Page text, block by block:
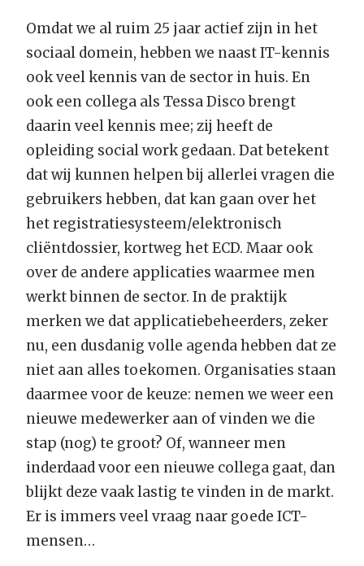
Omdat we al ruim 25 jaar actief zijn in het
sociaal domein, hebben we naast IT-kennis
ook veel kennis van de sector in huis. En
ook een collega als Tessa Disco brengt
daarin veel kennis mee; zij heeft de
opleiding social work gedaan. Dat betekent
dat wij kunnen helpen bij allerlei vragen die
gebruikers hebben, dat kan gaan over het
het registratiesysteem/elektronisch
cliëntdossier, kortweg het ECD. Maar ook
over de andere applicaties waarmee men
werkt binnen de sector. In de praktijk
merken we dat applicatiebeheerders, zeker
nu, een dusdanig volle agenda hebben dat ze
niet aan alles toekomen. Organisaties staan
daarmee voor de keuze: nemen we weer een
nieuwe medewerker aan of vinden we die
stap (nog) te groot? Of, wanneer men
inderdaad voor een nieuwe collega gaat, dan
blijkt deze vaak lastig te vinden in de markt.
Er is immers veel vraag naar goede ICT-
mensen…